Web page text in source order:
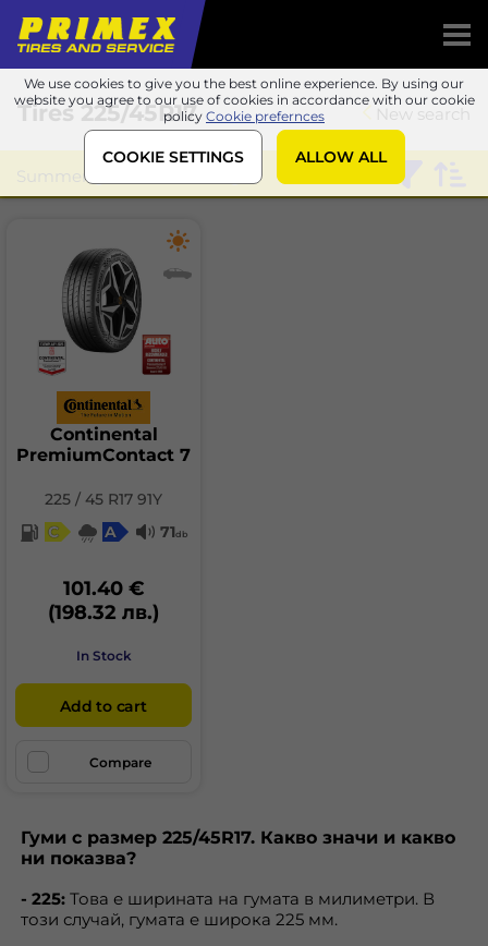
We use cookies to give you the best online experience. By using our
website you agree to our use of cookies in accordance with our cookie
policy Cookie prefernces
COOKIE SETTINGS ALLOW ALL
New search
Tires225/45R17
Summer
Continental
PremiumContact 7
225 / 45 R17 91Y
C
A 71db
101.40 €
(198.32 лв.)
In Stock
Add to cart
Compare
Гуми с размер 225/45R17. Какво значи и какво
ни показва?
- 225: Това е ширината на гумата в милиметри. В
този случай, гумата е широка 225 мм.